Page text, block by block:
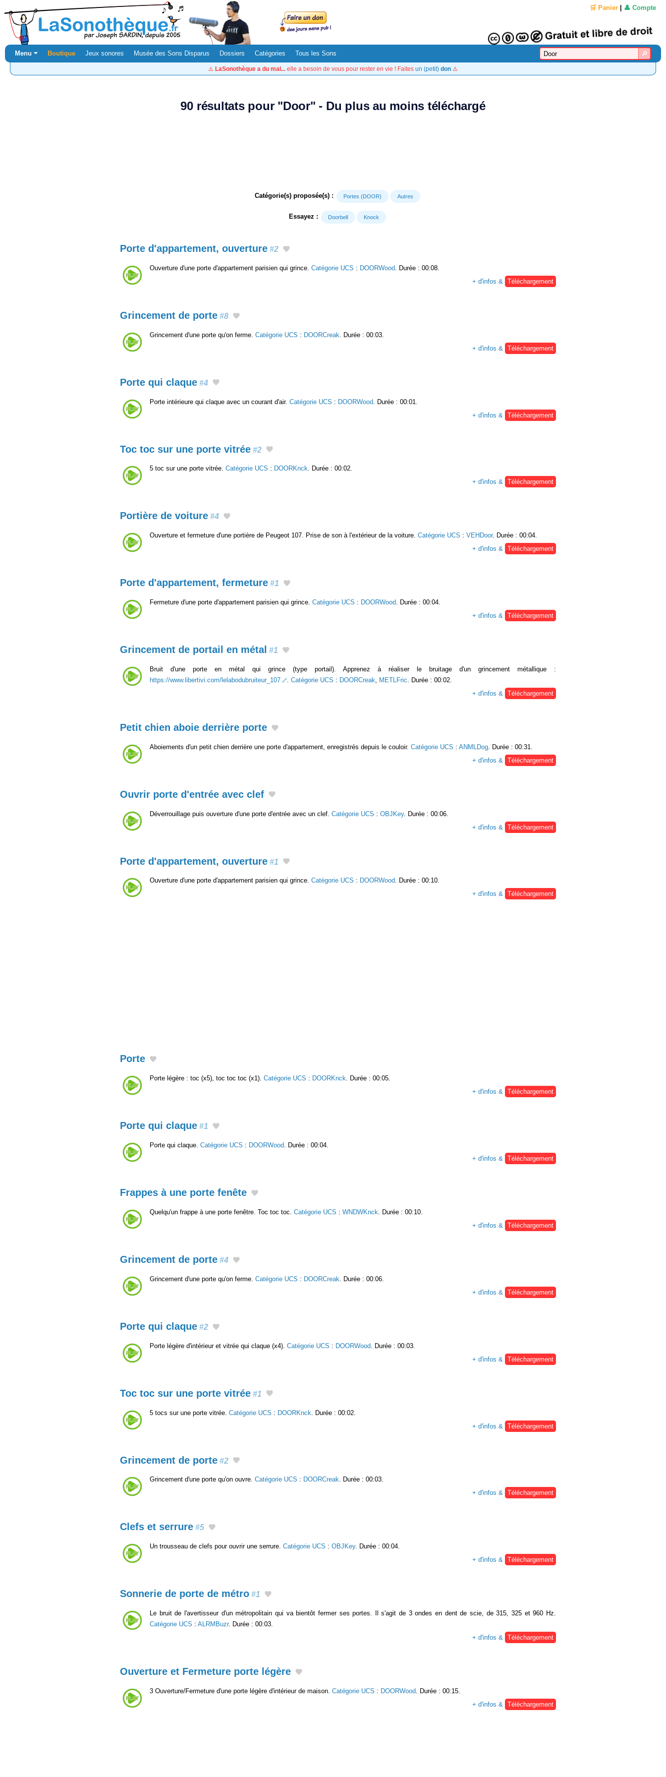
🛒 Panier 👤 Compte
Menu ⏷ Boutique Jeux sonores Musée des Sons Disparus Dossiers Catégories Tous les Sons
⚠️ LaSonothèque a du mal... elle a besoin de vous pour rester en vie ! Faites un (petit) don ⚠️
90 résultats pour "Door" - Du plus au moins téléchargé
Catégorie(s) proposée(s) : Portes (DOOR) Autres
Essayez : Doorbell Knock
Porte d'appartement, ouverture #2
Ouverture d'une porte d'appartement parisien qui grince. Catégorie UCS : DOORWood . Durée : 00:08.
+ d'infos &
Téléchargement
Grincement de porte #8
Grincement d'une porte qu'on ferme. Catégorie UCS : DOORCreak . Durée : 00:03.
+ d'infos &
Téléchargement
Porte qui claque #4
Porte intérieure qui claque avec un courant d'air. Catégorie UCS : DOORWood . Durée : 00:01.
+ d'infos &
Téléchargement
Toc toc sur une porte vitrée #2
5 toc sur une porte vitrée. Catégorie UCS : DOORKnck. Durée : 00:02.
+ d'infos & Téléchargement
Portière de voiture #4
Ouverture et fermeture d'une portière de Peugeot 107. Prise de son à l'extérieur de la voiture. Catégorie UCS : VEHDoor. Durée : 00:04.
+ d'infos & Téléchargement
Porte d'appartement, fermeture #1
Fermeture d'une porte d'appartement parisien qui grince. Catégorie UCS : DOORWood. Durée : 00:04.
+ d'infos & Téléchargement
Grincement de portail en métal #1
Bruit d'une porte en métal qui grince (type portail). Apprenez à réaliser le bruitage d'un grincement métallique :
https://www.libertivi.com/lelabodubruiteur_107
. Catégorie UCS : DOORCreak METLFric . Durée : 00:02.
+ d'infos &
Téléchargement
Petit chien aboie derrière porte
Aboiements d'un petit chien derrière une porte d'appartement, enregistrés depuis le couloir. Catégorie UCS : ANMLDog . Durée : 00:31.
+ d'infos &
Téléchargement
Ouvrir porte d'entrée avec clef
Déverrouillage puis ouverture d'une porte d'entrée avec un clef. Catégorie UCS : OBJKey. Durée : 00:06.
+ d'infos &
Téléchargement
Porte d'appartement, ouverture #1
Ouverture d'une porte d'appartement parisien qui grince. Catégorie UCS : DOORWood. Durée : 00:10.
+ d'infos & Téléchargement
Porte
Porte légère : toc (x5), toc toc toc (x1). Catégorie UCS : DOORKnck. Durée : 00:05.
+ d'infos & Téléchargement
Porte qui claque #1
Porte qui claque. Catégorie UCS : DOORWood. Durée : 00:04.
+ d'infos & Téléchargement
Frappes à une porte fenête
Quelqu'un frappe à une porte fenêtre. Toc toc toc. Catégorie UCS : WNDWKnck . Durée : 00:10.
+ d'infos &
Téléchargement
Grincement de porte #4
Grincement d'une porte qu'on ferme. Catégorie UCS : DOORCreak . Durée : 00:06.
+ d'infos &
Téléchargement
Porte qui claque #2
Porte légère d'intérieur et vitrée qui claque (x4). Catégorie UCS : DOORWood . Durée : 00:03.
+ d'infos &
Téléchargement
Toc toc sur une porte vitrée #1
5 tocs sur une porte vitrée. Catégorie UCS : DOORKnck . Durée : 00:02.
+ d'infos &
Téléchargement
Grincement de porte #2
Grincement d'une porte qu'on ouvre. Catégorie UCS : DOORCreak. Durée : 00:03.
+ d'infos & Téléchargement
Clefs et serrure #5
Un trousseau de clefs pour ouvrir une serrure. Catégorie UCS : OBJKey. Durée : 00:04.
+ d'infos & Téléchargement
Sonnerie de porte de métro #1
Le bruit de l'avertisseur d'un métropolitain qui va bientôt fermer ses portes. Il s'agit de 3 ondes en dent de scie, de 315, 325 et 960 Hz.
Catégorie UCS : ALRMBuzr. Durée : 00:03.
+ d'infos & Téléchargement
Ouverture et Fermeture porte légère
3 Ouverture/Fermeture d'une porte légère d'intérieur de maison. Catégorie UCS : DOORWood . Durée : 00:15.
+ d'infos &
Téléchargement